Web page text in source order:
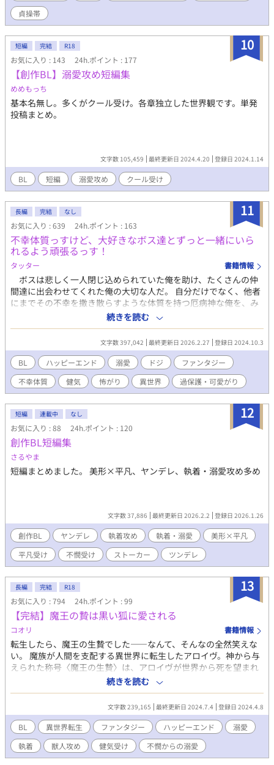
貞操帯
10
短編 完結 R18
お気に入り : 143 24h.ポイント : 177
【創作BL】溺愛攻め短編集
めめもっち
基本名無し。多くがクール受け。各章独立した世界観です。単発
投稿まとめ。
文字数 105,459 最終更新日 2024.4.20 登録日 2024.1.14
BL 短編 溺愛攻め クール受け
11
長編 完結 なし
お気に入り : 639 24h.ポイント : 163
不幸体質っすけど、大好きなボス達とずっと一緒にいら
れるよう頑張るっす！
タッター 書籍情報
ボスは悲しく一人閉じ込められていた俺を助け、たくさんの仲
間達に出会わせてくれた俺の大切な人だ。 自分だけでなく、他者
にまでその不幸を撒き散らすような体質を持つ厄病神な俺を、み
んな側に置いてくれて仲間だと笑顔を向けてくれる。とても毎日
が楽しい。ずっとずっとみんなと一緒にいたい。 ――だから俺は
それ以上を求めない。不幸は幸せが好きだから。この幸せが崩れ
てしまわないためにも。 そうやって俺は今日も仲間達――家族
達の、そして大好きなボスの役に立てるように―― 「頑張るっ
す！！ ……から置いてかないで下さいっす！！ 寂しいっす
よ！！」 「無理。邪魔」 「ガーン！」 とした日常の中で俺達は
美少年君を助けた。 「……その子、生きてるっすか？」 「……あ
あ」 ◆◆◆ 溺愛攻め × 明るいが不幸体質を持つが故に想いを
受け入れることが怖く、役に立てなければ捨てられるかもと内心
怯えている受け 完結しました。 たまに番外編更新予定です。
続きを読む
文字数 397,042 最終更新日 2026.2.27 登録日 2024.10.3
BL ハッピーエンド 溺愛 ドジ
ファンタジー
不幸体質
健気 怖がり 異世界 過保護・可愛がり
12
短編 連載中 なし
お気に入り : 88 24h.ポイント : 120
創作BL短編集
さるやま
短編まとめました。 美形×平凡、ヤンデレ、執着・溺愛攻め多め
文字数 37,886 最終更新日 2026.2.2 登録日 2026.1.26
創作BL ヤンデレ 執着攻め 執着・溺愛
美形×平凡
平凡受け
不憫受け ストーカー ツンデレ
13
長編 完結 R18
お気に入り : 794 24h.ポイント : 99
【完結】魔王の贄は黒い狐に愛される
コオリ 書籍情報
転生したら、魔王の生贄でした――なんて、そんなの全然笑えな
い。 魔族が人間を支配する異世界に転生したアロイヴ。神から与
えられた称号〈魔王の生贄〉は、アロイヴが世界から死を望まれ
ている証だった。 何年も教会の離れに軟禁され、生贄として殺さ
れるのを待つだけの日々。そんなある日、アロイヴの部屋に一匹
の黒い小さな獣が飛び込んでくる。 アロイヴが〈紫紺〉と名付け
た獣との出会いから、事態は思わぬほうへと転がっていって
――。 魔王の生贄とはなんなのか。 アロイヴがこの世界に転生し
た理由とは。 教会はいったい何を企んでいるのか。 紫紺の正体と
は。 さまざまな謎に振り回されながら、一人と一匹が幸せを掴む
までのお話です。 小さな黒狐（人化あり）×魔王の生贄。 《執着
続きを読む
文字数 239,165 最終更新日 2024.7.4 登録日 2024.4.8
BL 異世界転生 ファンタジー ハッピーエンド
溺愛
執着
獣人攻め 健気受け 不憫からの溺愛